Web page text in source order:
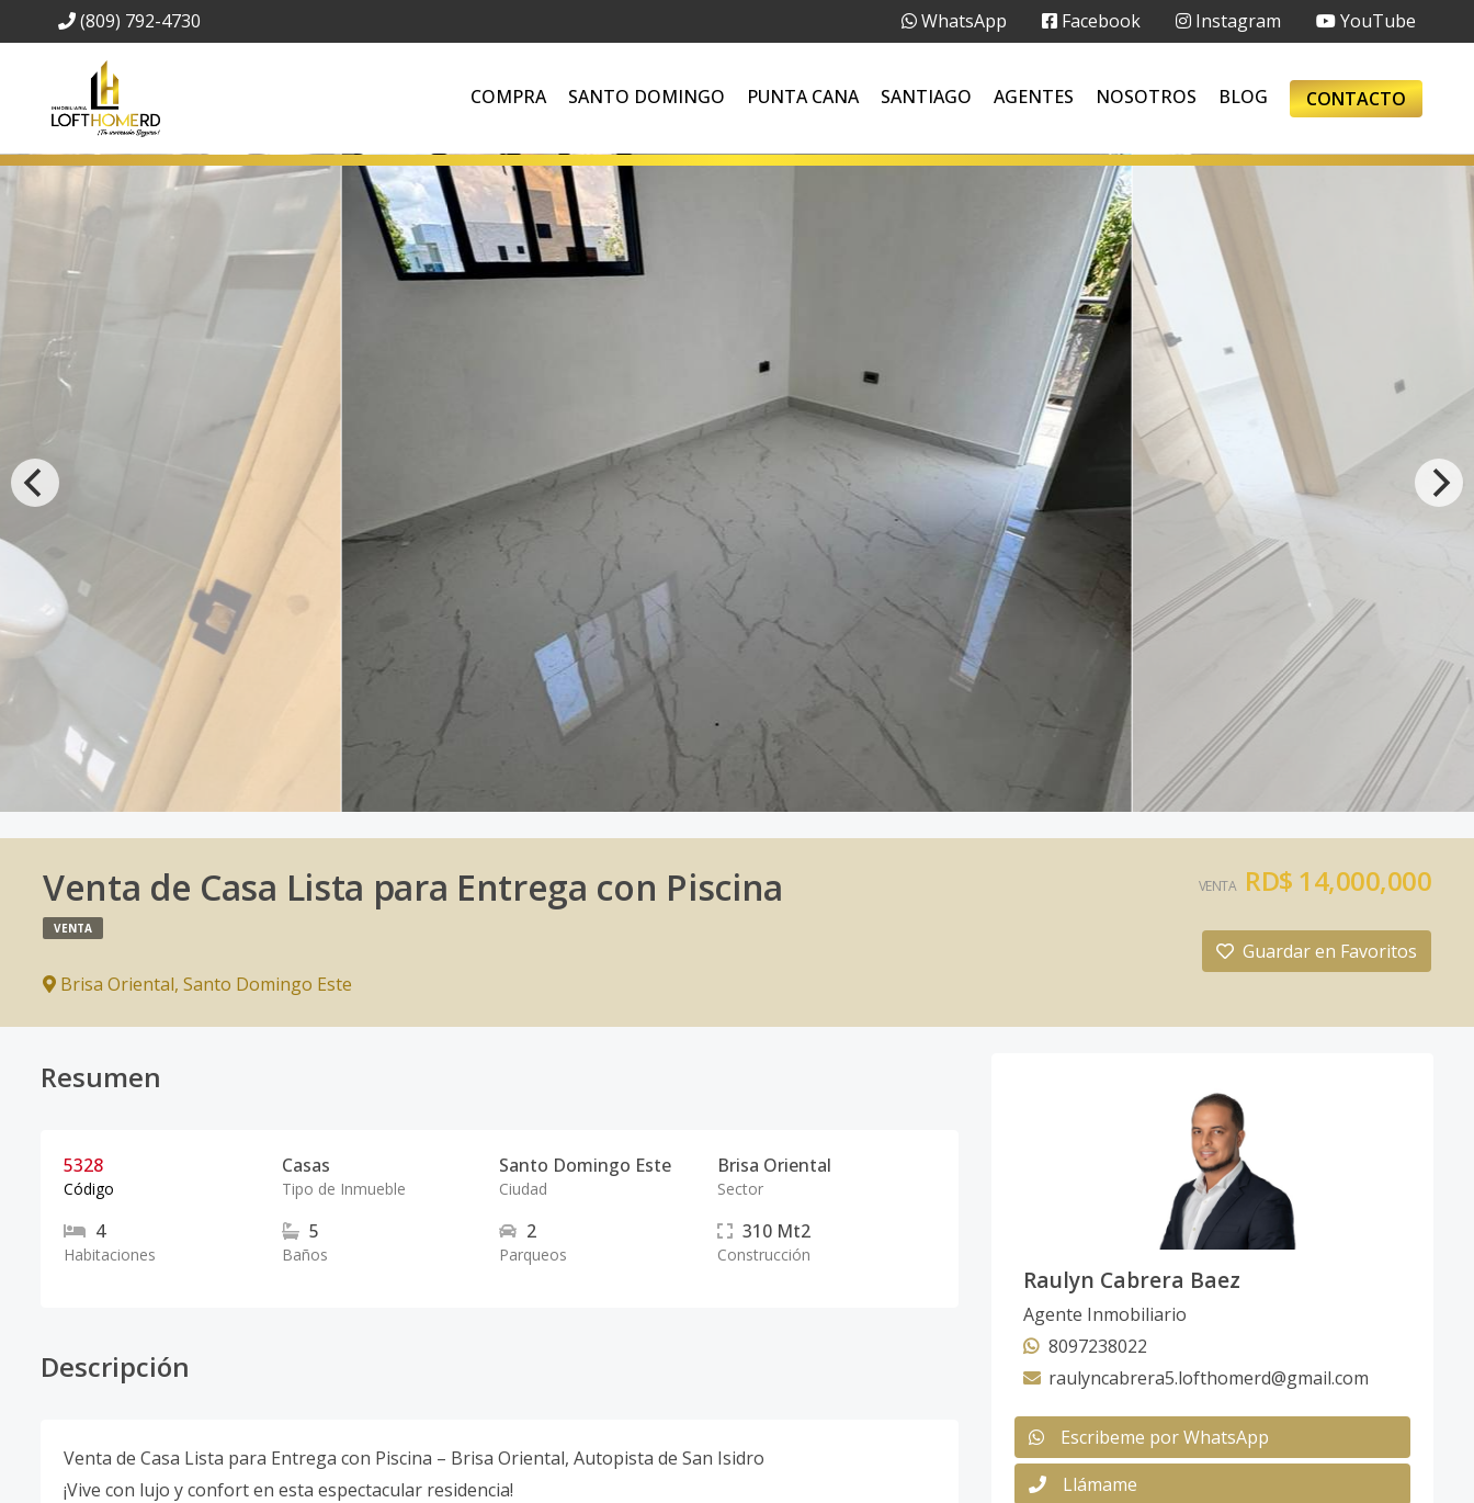
(809) 792-4730 WhatsApp Facebook Instagram YouTube
COMPRA SANTO DOMINGO PUNTA CANA SANTIAGO AGENTES NOSOTROS BLOG CONTACTO
Venta de Casa Lista para Entrega con Piscina
VENTA
Brisa Oriental, Santo Domingo Este
VENTA RD$ 14,000,000
Guardar en Favoritos
Resumen
5328
Código
Casas
Tipo de Inmueble
Santo Domingo Este
Ciudad
Brisa Oriental
Sector
4
Habitaciones
5
Baños
2
Parqueos
310 Mt2
Construcción
Descripción
Venta de Casa Lista para Entrega con Piscina – Brisa Oriental, Autopista de San Isidro
¡Vive con lujo y confort en esta espectacular residencia!
Raulyn Cabrera Baez
Agente Inmobiliario
8097238022
raulyncabrera5.lofthomerd@gmail.com
Escribeme por WhatsApp
Llámame